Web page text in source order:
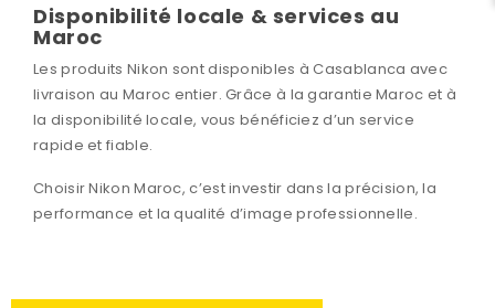
Disponibilité locale & services au
Maroc
Les produits Nikon sont disponibles à Casablanca avec
livraison au Maroc entier. Grâce à la garantie Maroc et à
la disponibilité locale, vous bénéficiez d’un service
rapide et fiable.
Choisir Nikon Maroc, c’est investir dans la précision, la
performance et la qualité d’image professionnelle.